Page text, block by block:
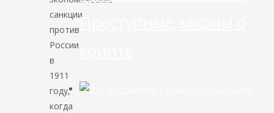
санкции
против
России
в
1911
году,
когда
Преступные законы о